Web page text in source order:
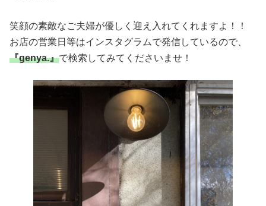
笑顔の素敵なご夫婦が優しく迎え入れてくれますよ！！
お店の営業日等はインスタグラムで発信しているので、
『genya.』で検索してみてくださいませ！